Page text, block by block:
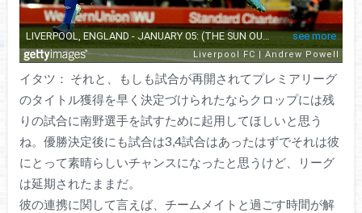
イタツ： それと、もしも試合が再開されてプレミアリーグ
のタイトル獲得を早く決定づけられたならクロップには残
りの試合に南野選手を試すために起用してほしいと思う
ね。優勝決定後にも試合は3,4試合はあったはずでそれは彼
にとって素晴らしいチャンスになったと思うけど、リーグ
は延期されたままだ。
彼の連携に関して言えば、チームメイトと過ごす時間が解